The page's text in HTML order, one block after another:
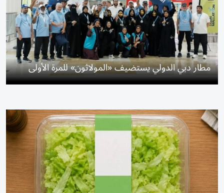
مطار دبي الدولي يستضيف «المولاثون» للمرة الأولى